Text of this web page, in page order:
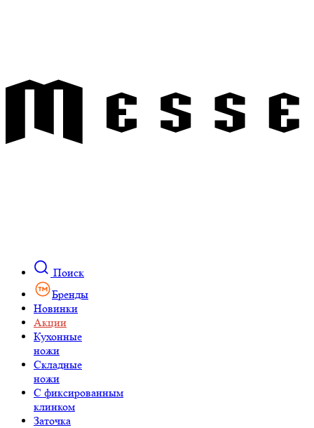
Поиск
Бренды
Новинки
Акции
Кухонные
ножи
Складные
ножи
C фиксированным
клинком
Заточка